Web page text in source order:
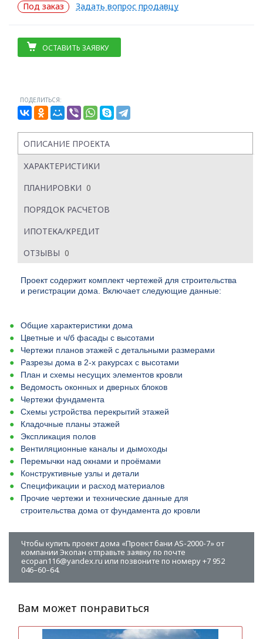
Под заказ Задать вопрос продавцу
ОСТАВИТЬ ЗАЯВКУ
ПОДЕЛИТЬСЯ:
ОПИСАНИЕ ПРОЕКТА
ХАРАКТЕРИСТИКИ
ПЛАНИРОВКИ 0
ПОРЯДОК РАСЧЕТОВ
ИПОТЕКА/КРЕДИТ
ОТЗЫВЫ 0
Проект содержит комплект чертежей для строительства
и регистрации дома. Включает следующие данные:
Общие характеристики дома
Цветные и ч/б фасады с высотами
Чертежи планов этажей с детальными размерами
Разрезы дома в 2-х ракурсах с высотами
План и схемы несущих элементов кровли
Ведомость оконных и дверных блоков
Чертежи фундамента
Схемы устройства перекрытий этажей
Кладочные планы этажей
Экспликация полов
Вентиляционные каналы и дымоходы
Перемычки над окнами и проёмами
Конструктивные узлы и детали
Спецификации и расход материалов
Прочие чертежи и технические данные для
строительства дома от фундамента до кровли
Чтобы купить проект дома «Проект бани AS-2000-7» от
компании Экопан отправьте заявку по почте
ecopan116@yandex.ru или позвоните по номеру +7 952
046–60–64.
Вам может понравиться